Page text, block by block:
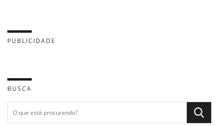
PUBLICIDADE
BUSCA